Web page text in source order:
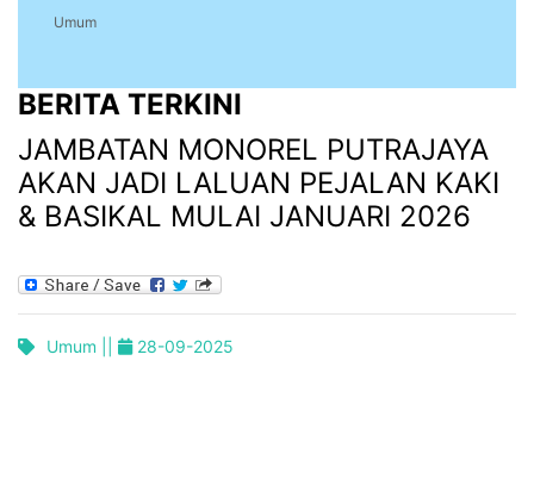
Umum
BERITA TERKINI
JAMBATAN MONOREL PUTRAJAYA
AKAN JADI LALUAN PEJALAN KAKI
& BASIKAL MULAI JANUARI 2026
Umum || 28-09-2025